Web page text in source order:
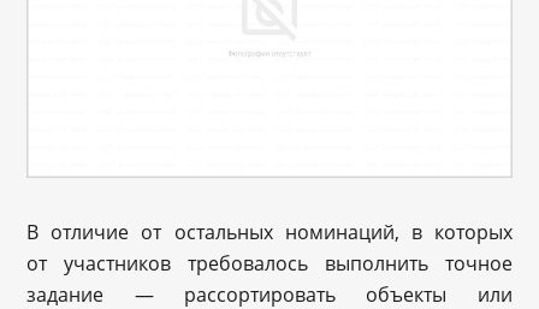
В отличие от остальных номинаций, в которых
от участников требовалось выполнить точное
задание — рассортировать объекты или